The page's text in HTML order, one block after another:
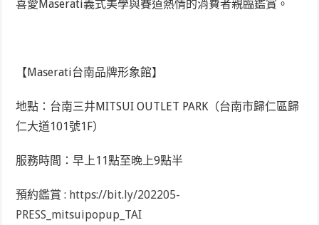
喜愛Maserati義式美學與賽道熱情的消費者親臨鑑賞。
【Maserati台南品牌形象館】
地點：台南三井MITSUI OUTLET PARK（台南市歸仁區歸
仁大道101號1F）
服務時間：早上11點至晚上9點半
預約鑑賞 : https://bit.ly/202205-
PRESS_mitsuipopup_TAI